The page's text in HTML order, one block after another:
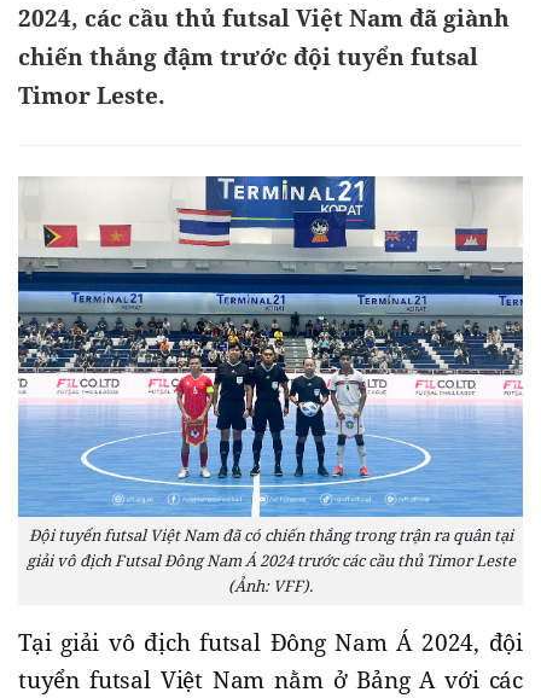
2024, các cầu thủ futsal Việt Nam đã giành
chiến thắng đậm trước đội tuyển futsal
Timor Leste.
Đội tuyển futsal Việt Nam đã có chiến thắng trong trận ra quân tại
giải vô địch Futsal Đông Nam Á 2024 trước các cầu thủ Timor Leste
(Ảnh: VFF).
Tại giải vô địch futsal Đông Nam Á 2024, đội
tuyển futsal Việt Nam nằm ở Bảng A với các